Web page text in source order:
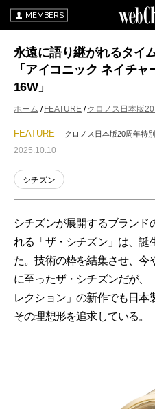
MEMBERS
永遠に語り継がれるタイ
「アイコニック ネイチ
16W」
ホーム FEATURE クロノス日本版
FEATURE クロノス日本版20周年特
2025.10.10
シチズン
シチズンが展開するブランド
れる「ザ・シチズン」は、誕
た。技術の粋を結集させ、今
に至ったザ・シチズンだが、
レクション」の新作でも日本
その理想形を追求している。